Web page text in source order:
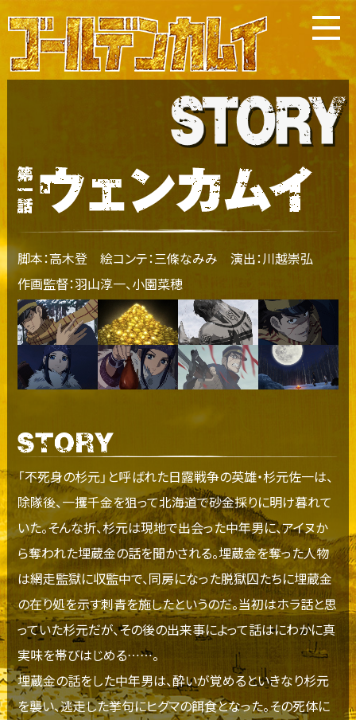
脚本：高木登 絵コンテ：三條なみみ 演出：川越崇弘
作画監督：羽山淳一、小園菜穂
「不死身の杉元」と呼ばれた日露戦争の英雄・杉元佐一は、
除隊後、一攫千金を狙って北海道で砂金採りに明け暮れて
いた。そんな折、杉元は現地で出会った中年男に、アイヌか
ら奪われた埋蔵金の話を聞かされる。埋蔵金を奪った人物
は網走監獄に収監中で、同房になった脱獄囚たちに埋蔵金
の在り処を示す刺青を施したというのだ。当初はホラ話と思
っていた杉元だが、その後の出来事によって話はにわかに真
実味を帯びはじめる……。
埋蔵金の話をした中年男は、酔いが覚めるといきなり杉元
を襲い、逃走した挙句にヒグマの餌食となった。その死体に